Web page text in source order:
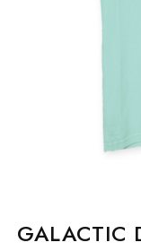
GALACTIC